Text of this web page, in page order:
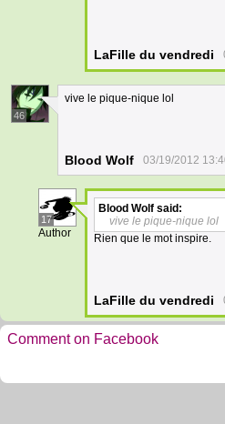
LaFille du vendredi
46
vive le pique-nique lol
Blood Wolf 03/19/2012
17
Author
Blood Wolf said:
vive le pique-nique lol
Rien que le mot inspire.
LaFille du vendredi
Comment on Facebook